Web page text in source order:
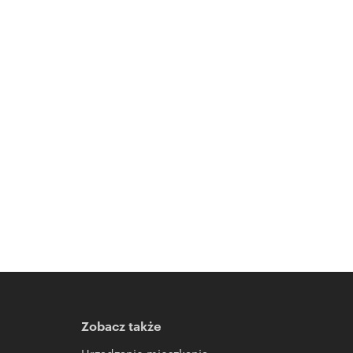
Zobacz także